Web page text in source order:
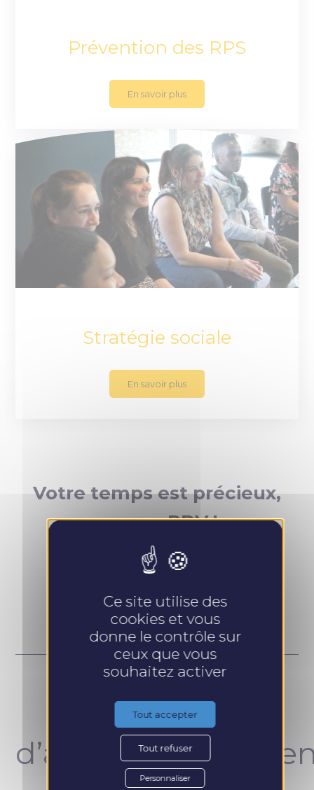
Prévention des RPS
En savoir plus
Stratégie sociale
En savoir plus
Votre temps est précieux,
prenez RDV !
Un concept
Ce site utilise des
cookies et vous
donne le contrôle sur
ceux que vous
souhaitez activer
Tout accepter
Tout refuser
Personnaliser